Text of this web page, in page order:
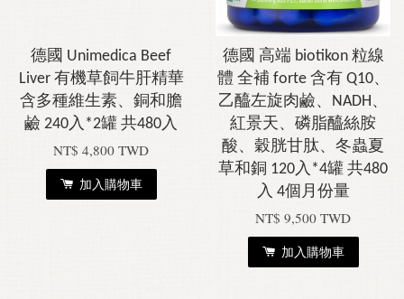
德國 Unimedica Beef
Liver 有機草飼牛肝精華
含多種維生素、銅和膽
鹼 240入*2罐 共480入
NT$ 4,800 TWD
加入購物車
德國 高端 biotikon 粒線
體 全補 forte 含有 Q10、
乙醯左旋肉鹼、NADH、
紅景天、磷脂醯絲胺
酸、穀胱甘肽、冬蟲夏
草和銅 120入*4罐 共480
入 4個月份量
NT$ 9,500 TWD
加入購物車